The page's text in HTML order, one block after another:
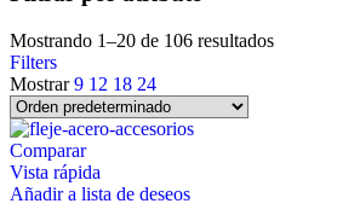
Mostrando 1–20 de 106 resultados
Filters
Mostrar9 12 18 24
Comparar
Vista rápida
Añadir a lista de deseos